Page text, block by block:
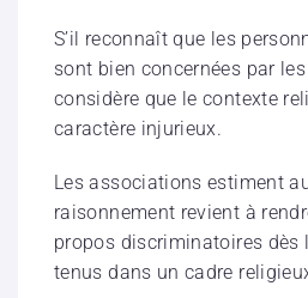
S’il reconnaît que les
sont bien concernées par
considère que le contexte
caractère injurieux.
Les associations estiment
raisonnement revient à
propos discriminatoires dès
tenus dans un cadre